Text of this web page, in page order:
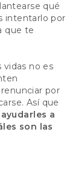
qué
intentarlo por
que te
vidas no es
por
Así que
ayudarles a
son las